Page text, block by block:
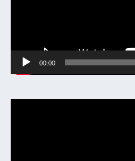
ー
00:00